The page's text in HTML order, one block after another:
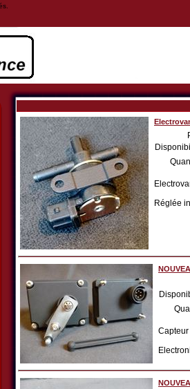
Réglée
Capteur